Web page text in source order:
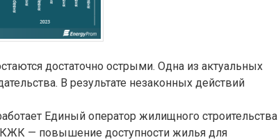
достаточно острыми. Одна из актуальных
В результате незаконных действий
Единый оператор жилищного строительства
— повышение доступности жилья для